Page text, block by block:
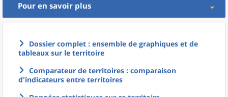
Pour en savoir plus
Dossier complet : ensemble de graphiques et de
tableaux sur le territoire
Comparateur de territoires : comparaison
d'indicateurs entre territoires